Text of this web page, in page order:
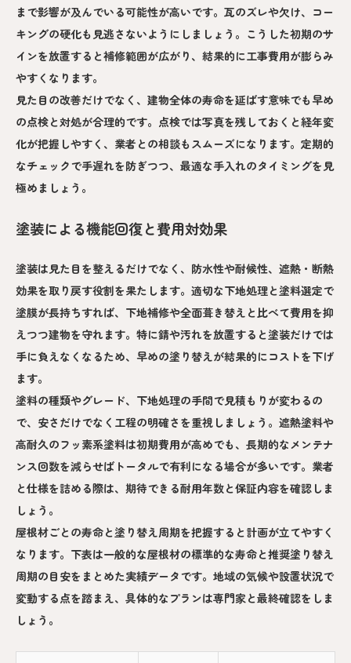
まで影響が及んでいる可能性が高いです。瓦のズレや欠け、コー
キングの硬化も見逃さないようにしましょう。こうした初期のサ
インを放置すると補修範囲が広がり、結果的に工事費用が膨らみ
やすくなります。
見た目の改善だけでなく、建物全体の寿命を延ばす意味でも早め
の点検と対処が合理的です。点検では写真を残しておくと経年変
化が把握しやすく、業者との相談もスムーズになります。定期的
なチェックで手遅れを防ぎつつ、最適な手入れのタイミングを見
極めましょう。
塗装による機能回復と費用対効果
塗装は見た目を整えるだけでなく、防水性や耐候性、遮熱・断熱
効果を取り戻す役割を果たします。適切な下地処理と塗料選定で
塗膜が長持ちすれば、下地補修や全面葺き替えと比べて費用を抑
えつつ建物を守れます。特に錆や汚れを放置すると塗装だけでは
手に負えなくなるため、早めの塗り替えが結果的にコストを下げ
ます。
塗料の種類やグレード、下地処理の手間で見積もりが変わるの
で、安さだけでなく工程の明確さを重視しましょう。遮熱塗料や
高耐久のフッ素系塗料は初期費用が高めでも、長期的なメンテナ
ンス回数を減らせばトータルで有利になる場合が多いです。業者
と仕様を詰める際は、期待できる耐用年数と保証内容を確認しま
しょう。
屋根材ごとの寿命と塗り替え周期を把握すると計画が立てやすく
なります。下表は一般的な屋根材の標準的な寿命と推奨塗り替え
周期の目安をまとめた実績データです。地域の気候や設置状況で
変動する点を踏まえ、具体的なプランは専門家と最終確認をしま
しょう。